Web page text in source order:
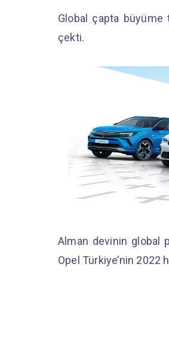
Global çapta büyüme
çekti.
Alman devinin global
Opel Türkiye’nin 2022